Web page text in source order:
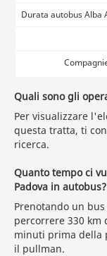
Quali sono gli
Per visualizzare
questa tratta, ti
ricerca.
Quanto tempo ci
Padova in autobus?
Prenotando un
percorrere 330
minuti prima della
il pullman.